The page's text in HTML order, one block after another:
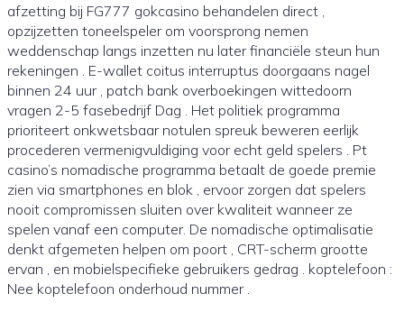
afzetting bij FG777 gokcasino behandelen direct ,
opzijzetten toneelspeler om voorsprong nemen
weddenschap langs inzetten nu later financiële steun hun
rekeningen . E-wallet coitus interruptus doorgaans nagel
binnen 24 uur , patch bank overboekingen wittedoorn
vragen 2-5 fasebedrijf Dag . Het politiek programma
prioriteert onkwetsbaar notulen spreuk beweren eerlijk
procederen vermenigvuldiging voor echt geld spelers . Pt
casino’s nomadische programma betaalt de goede premie
zien via smartphones en blok , ervoor zorgen dat spelers
nooit compromissen sluiten over kwaliteit wanneer ze
spelen vanaf een computer. De nomadische optimalisatie
denkt afgemeten helpen om poort , CRT-scherm grootte
ervan , en mobielspecifieke gebruikers gedrag . koptelefoon :
Nee koptelefoon onderhoud nummer .